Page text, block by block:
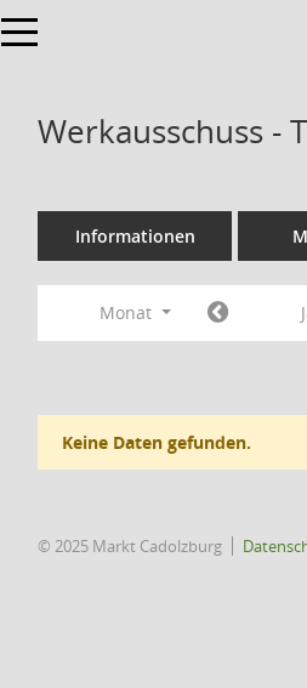
Toggle navigation
Werkausschuss -
Informationen
Monat
Keine Daten gefunden.
© 2025 Markt Cadolzburg